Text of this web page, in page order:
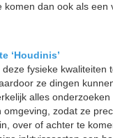
dan ook als een
‘Houdinis’
fysieke kwaliteiten
ze dingen
alles
zodat ze
over of achter te